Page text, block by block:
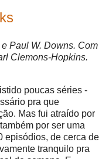
Paul W. Downs. Com
Clemons-Hopkins.
poucas séries -
pra que
Mas fui atraído por
por ser uma
episódios, de cerca de
tranquilo pra